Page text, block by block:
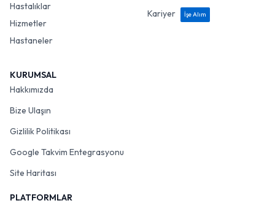
Hastalıklar
Hizmetler
Hastaneler
Kariyer
İşe Alım
KURUMSAL
Hakkımızda
Bize Ulaşın
Gizlilik Politikası
Google Takvim Entegrasyonu
Site Haritası
PLATFORMLAR